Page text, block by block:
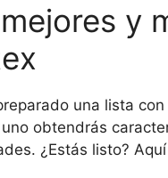
y
una lista
obtendrás
¿Estás listo?